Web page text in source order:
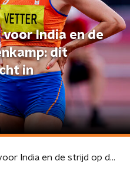
India en de
dit
in
Historisch brons voor India en de strijd op de zevenkamp: dit gebeurde vannacht in RadiOlympia